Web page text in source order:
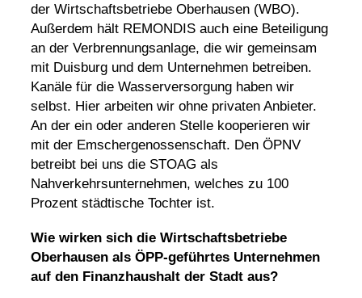
der Wirtschaftsbetriebe Oberhausen (WBO).
Außerdem hält REMONDIS auch eine Beteiligung
an der Verbrennungsanlage, die wir gemeinsam
mit Duisburg und dem Unternehmen betreiben.
Kanäle für die Wasserversorgunghaben wir
selbst. Hier arbeiten wir ohne privaten Anbieter.
An der ein oder anderen Stelle kooperieren wir
mit der Emschergenossenschaft. Den ÖPNV
betreibt bei uns die STOAG als
Nahverkehrsunternehmen, welches zu 100
Prozent städtische Tochter ist.
Wie wirken sich die Wirtschaftsbetriebe
Oberhausen als ÖPP-geführtes Unternehmen
auf den Finanzhaushalt der Stadt aus?